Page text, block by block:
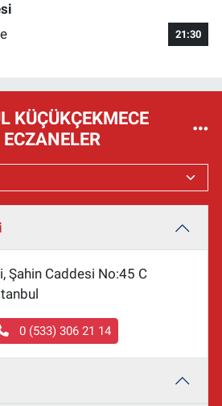
21:30
KÜÇÜKÇEKMECE
Şahin Caddesi No:45 C
0 (533) 306 21 14